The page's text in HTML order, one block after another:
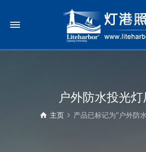
户外防水投光灯
主页 产品已标记为“户外防